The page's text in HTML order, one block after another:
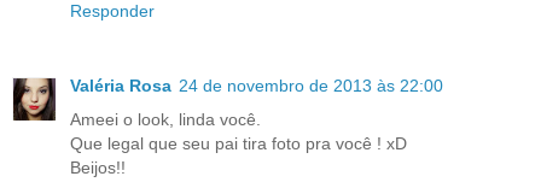
Responder
Valéria Rosa 24 de novembro de 2013 às 22:00
Ameei o look, linda você.
Que legal que seu pai tira foto pra você ! xD
Beijos!!